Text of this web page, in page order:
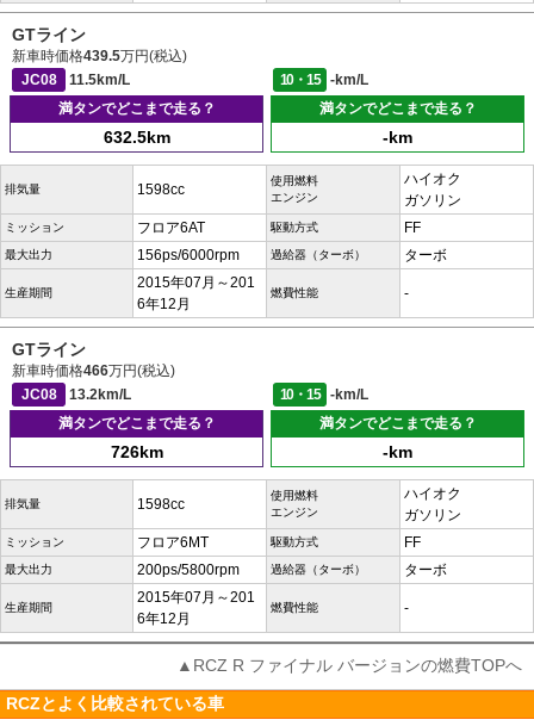
GTライン
新車時価格439.5万円(税込)
JC08
11.5km/L 10・15
-km/L
満タンでどこまで走る？
632.5km
満タンでどこまで走る？
-km
排気量 1598cc
使用燃料
エンジン
ハイオク
ガソリン
ミッション フロア6AT 駆動方式 FF
最大出力 156ps/6000rpm 過給器（ターボ） ターボ
生産期間
2015年07月～201
6年12月
燃費性能 -
GTライン
新車時価格466万円(税込)
JC08
13.2km/L 10・15
-km/L
満タンでどこまで走る？
726km
満タンでどこまで走る？
-km
排気量 1598cc
使用燃料
エンジン
ハイオク
ガソリン
ミッション フロア6MT 駆動方式 FF
最大出力 200ps/5800rpm 過給器（ターボ） ターボ
生産期間
2015年07月～201
6年12月
燃費性能 -
▲RCZ R ファイナル バージョンの燃費TOPへ
RCZとよく比較されている車